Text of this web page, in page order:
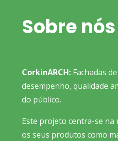
Sobre nós
CorkinARCH:Fachadas
desempenho, qualidade
do público.
Este projeto centra-se na
os seus produtos como